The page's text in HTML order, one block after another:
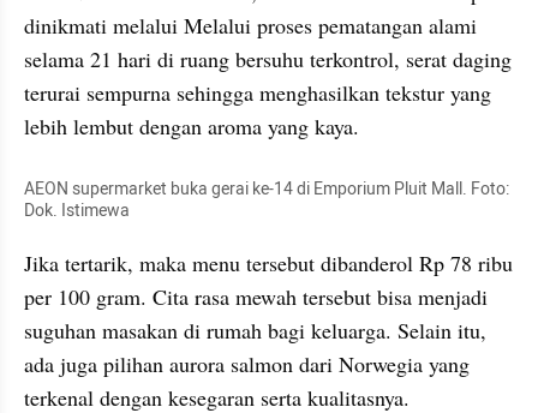
dinikmati melalui Melalui proses pematangan alami
selama 21 hari di ruang bersuhu terkontrol, serat daging
terurai sempurna sehingga menghasilkan tekstur yang
lebih lembut dengan aroma yang kaya.
AEON supermarket buka gerai ke-14 di Emporium Pluit Mall. Foto:
Dok. Istimewa
Jika tertarik, maka menu tersebut dibanderol Rp 78 ribu
per 100 gram. Cita rasa mewah tersebut bisa menjadi
suguhan masakan di rumah bagi keluarga. Selain itu,
ada juga pilihan aurora salmon dari Norwegia yang
terkenal dengan kesegaran serta kualitasnya.